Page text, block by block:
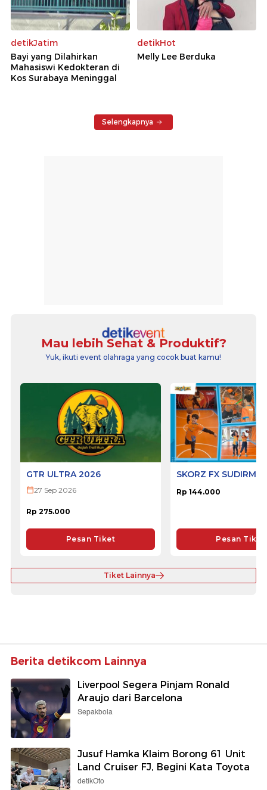
detikJatim
Bayi yang Dilahirkan
Mahasiswi Kedokteran di
Kos Surabaya Meninggal
detikHot
Melly Lee Berduka
Selengkapnya
Mau lebih Sehat & Produktif?
Yuk, ikuti event olahraga yang cocok buat kamu!
GTR ULTRA 2026
27 Sep 2026
Rp 275.000
Pesan Tiket
SKORZ FX
Rp 144.000
Pesan Tiket
Tiket Lainnya
Berita detikcom Lainnya
Liverpool Segera Pinjam Ronald
Araujo dari Barcelona
Sepakbola
Jusuf Hamka Klaim Borong 61 Unit
Land Cruiser FJ, Begini Kata Toyota
detikOto